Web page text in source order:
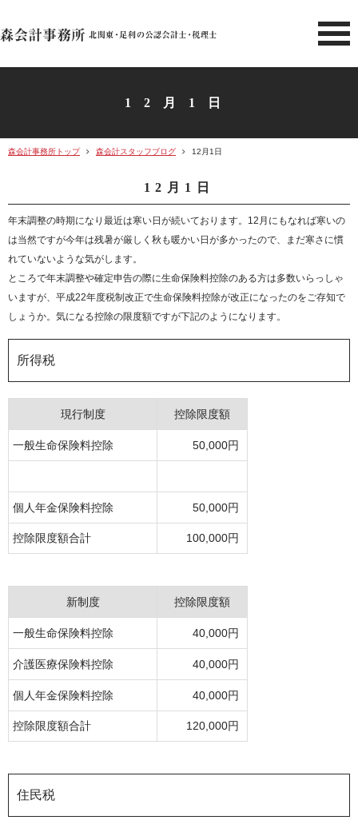
北関東 足利市の公認会計士・
12月1日
森会計事務所トップ 森会計スタッフブログ 12月1日
12月1日
年末調整の時期になり最近は寒い日が続いております。12月にもなれば寒いの
は当然ですが今年は残暑が厳しく秋も暖かい日が多かったので、まだ寒さに慣
れていないような気がします。
ところで年末調整や確定申告の際に生命保険料控除のある方は多数いらっしゃ
いますが、平成22年度税制改正で生命保険料控除が改正になったのをご存知で
しょうか。気になる控除の限度額ですが下記のようになります。
所得税
現行制度 控除限度額
一般生命保険料控除 50,000円
個人年金保険料控除 50,000円
控除限度額合計 100,000円
新制度 控除限度額
一般生命保険料控除 40,000円
介護医療保険料控除 40,000円
個人年金保険料控除 40,000円
控除限度額合計 120,000円
住民税